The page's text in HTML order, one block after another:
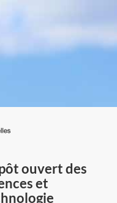
du
Canada
ouvert des
et